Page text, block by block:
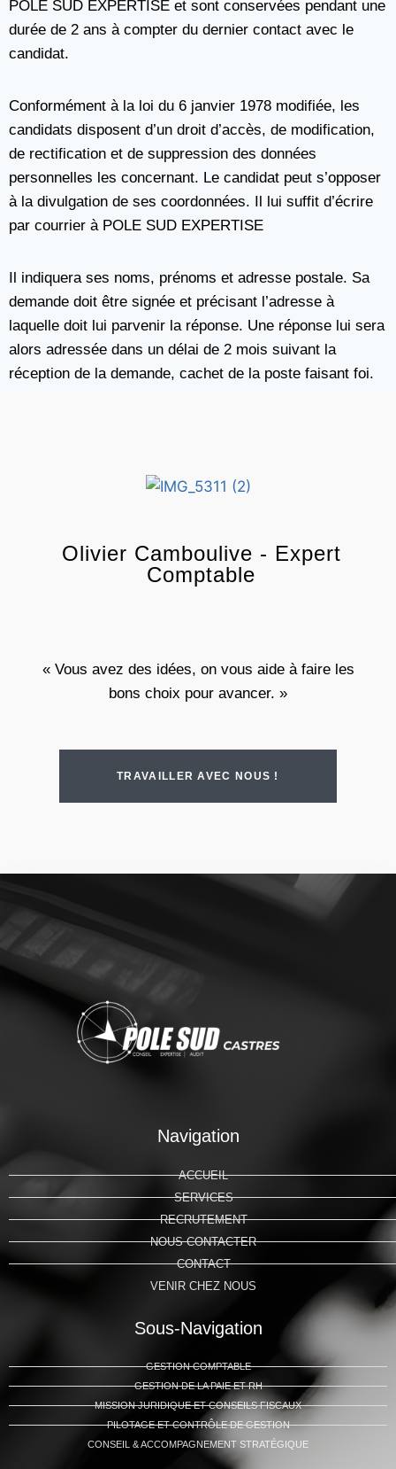
POLE SUD EXPERTISE et sont conservées pendant une
durée de 2 ans à compter du dernier contact avec le
candidat.
Conformément à la loi du 6 janvier 1978 modifiée, les
candidats disposent d’un droit d’accès, de modification,
de rectification et de suppression des données
personnelles les concernant. Le candidat peut s’opposer
à la divulgation de ses coordonnées. Il lui suffit d’écrire
par courrier à POLE SUD EXPERTISE
Il indiquera ses noms, prénoms et adresse postale. Sa
demande doit être signée et précisant l’adresse à
laquelle doit lui parvenir la réponse. Une réponse lui sera
alors adressée dans un délai de 2 mois suivant la
réception de la demande, cachet de la poste faisant foi.
Olivier Camboulive - Expert
Comptable
« Vous avez des idées, on vous aide à faire les
bons choix pour avancer. »
TRAVAILLER AVEC NOUS !
Navigation
ACCUEIL
SERVICES
RECRUTEMENT
NOUS CONTACTER
CONTACT
VENIR CHEZ NOUS
Sous-Navigation
GESTION COMPTABLE
GESTION DE LA PAIE ET RH
MISSION JURIDIQUE ET CONSEILS FISCAUX
PILOTAGE ET CONTRÔLE DE GESTION
CONSEIL & ACCOMPAGNEMENT STRATÉGIQUE